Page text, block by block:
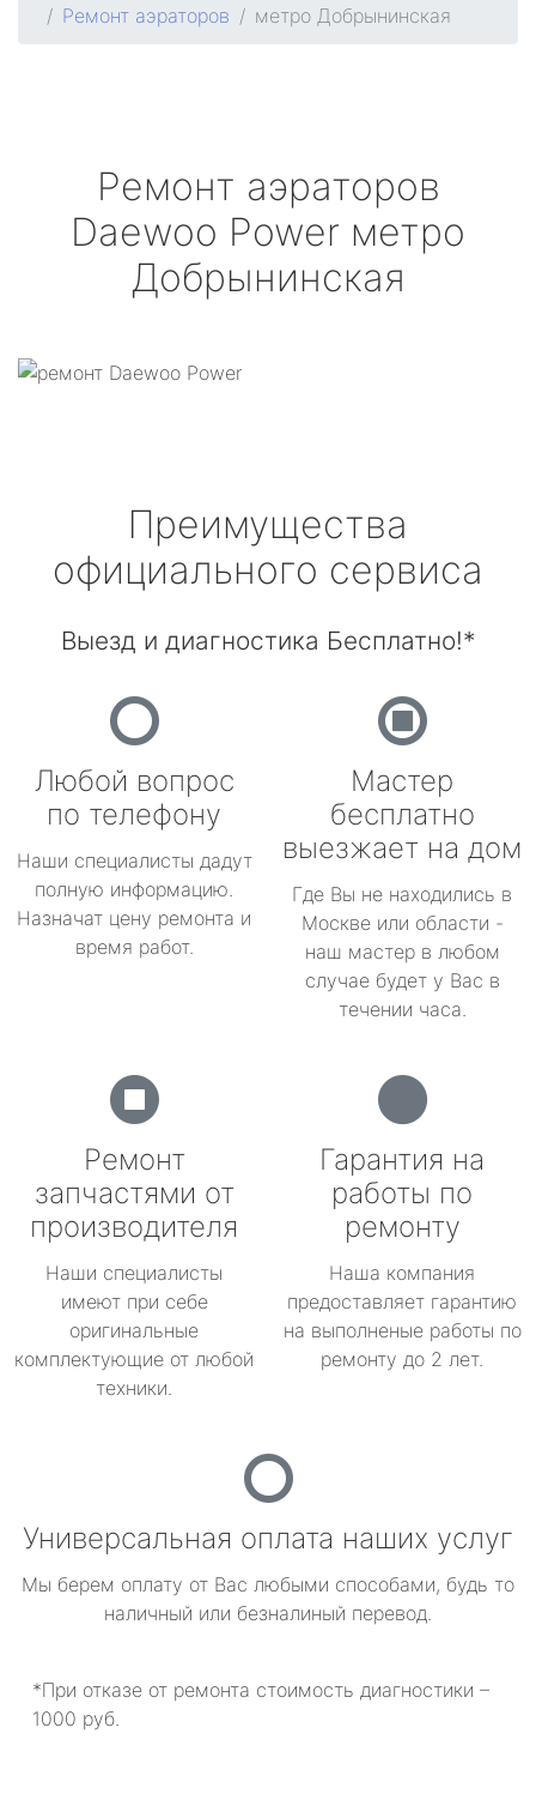
Ремонт аэраторов
метро Добрынинская
Ремонт аэраторов
Daewoo Power метро
Добрынинская
Преимущества
официального сервиса
Выезд и диагностика Бесплатно!*
Любой вопрос
по телефону
Наши специалисты дадут
полную информацию.
Назначат цену ремонта и
время работ.
Мастер
бесплатно
выезжает на дом
Где Вы не находились в
Москве или области -
наш мастер в любом
случае будет у Вас в
течении часа.
Ремонт
запчастями от
производителя
Наши специалисты
имеют при себе
оригинальные
комплектующие от любой
техники.
Гарантия на
работы по
ремонту
Наша компания
предоставляет гарантию
на выполненые работы по
ремонту до 2 лет.
Универсальная оплата наших услуг
Мы берем оплату от Вас любыми способами, будь то
наличный или безналиный перевод.
*При отказе от ремонта стоимость диагностики –
1000 руб.